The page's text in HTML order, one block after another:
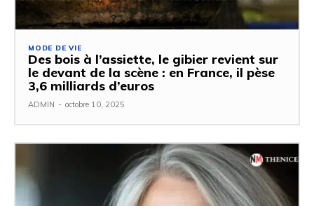
MODE DE VIE
Des bois à l’assiette, le gibier revient sur
le devant de la scène : en France, il pèse
3,6 milliards d’euros
ADMIN - octobre 10, 2025